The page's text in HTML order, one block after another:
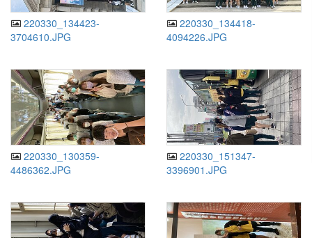
220330_134423-
3704610.JPG
220330_134418-
4094226.JPG
220330_130359-
4486362.JPG
220330_151347-
3396901.JPG